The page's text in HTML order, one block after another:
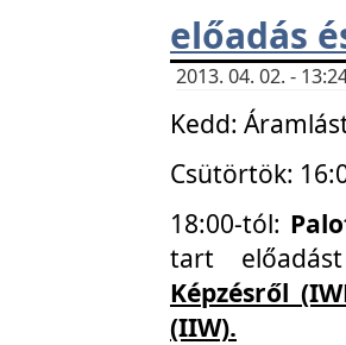
előadás
2013. 04. 02. -
Kedd:
Csütörtök:
18:00-tól:
tart
Képzésről
(IIW).